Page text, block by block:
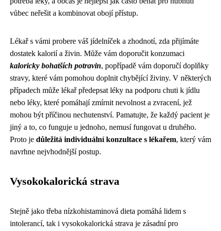
vůbec neřešit a kombinovat obojí přístup.
Lékař s vámi probere váš jídelníček a zhodnotí, zda přijímáte
dostatek kalorií a živin. Může vám doporučit konzumaci
kaloricky bohatších potravin, popřípadě vám doporučí doplňky
stravy, které vám pomohou doplnit chybějící živiny. V některých
případech může lékař předepsat léky na podporu chuti k jídlu
nebo léky, které pomáhají zmírnit nevolnost a zvracení, jež
mohou být příčinou nechutenství. Pamatujte, že každý pacient je
jiný a to, co funguje u jednoho, nemusí fungovat u druhého.
Proto je důležitá individuální konzultace s lékařem, který vám
navrhne nejvhodnější postup.
Vysokokalorická strava
Stejně jako třeba nízkohistaminová dieta pomáhá lidem s
intolerancí, tak i vysokokalorická strava je zásadní pro